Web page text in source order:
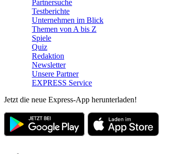
Partnersuche
Testberichte
Unternehmen im Blick
Themen von A bis Z
Spiele
Quiz
Redaktion
Newsletter
Unsere Partner
EXPRESS Service
Jetzt die neue Express-App herunterladen!